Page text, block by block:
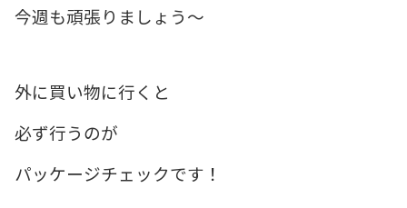
今週も頑張りましょう～
外に買い物に行くと
必ず行うのが
パッケージチェックです！